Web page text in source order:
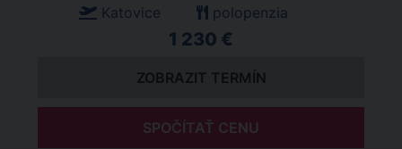
Katovice
polopenzia
1 230 €
ZOBRAZIT TERMÍN
SPOČÍTAŤ CENU